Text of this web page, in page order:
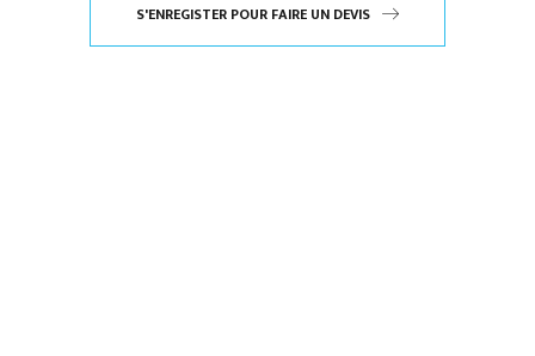
S'ENREGISTER POUR FAIRE UN DEVIS